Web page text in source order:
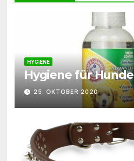
HYGIENE
Hygiene für Hunde
25. OKTOBER 2020